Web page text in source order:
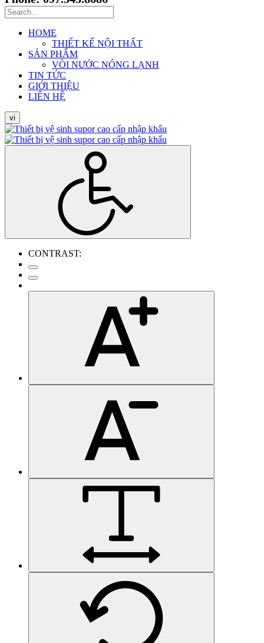
HOME
THIẾT KẾ NỘI THẤT
SẢN PHẨM
VÒI NƯỚC NÓNG LẠNH
TIN TỨC
GIỚI THIỆU
LIÊN HỆ
vi
CONTRAST: